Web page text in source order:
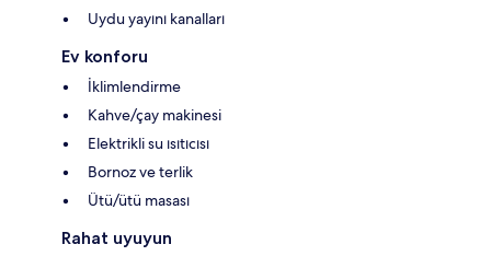
Uydu yayını kanalları
Ev konforu
İklimlendirme
Kahve/çay makinesi
Elektrikli su ısıtıcısı
Bornoz ve terlik
Ütü/ütü masası
Rahat uyuyun